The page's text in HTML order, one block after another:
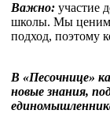
Важно: участие
школы. Мы ценим
подход, поэтому
В «Песочнице»
новые знания,